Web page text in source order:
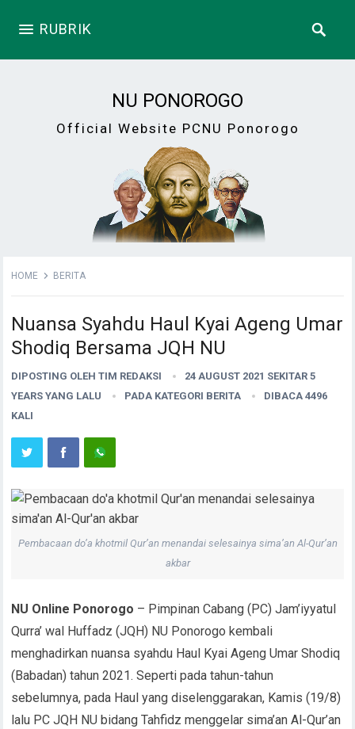
RUBRIK
NU PONOROGO
Official Website PCNU Ponorogo
HOME BERITA
Nuansa Syahdu Haul Kyai Ageng Umar
Shodiq Bersama JQH NU
DIPOSTING OLEHTIM REDAKSI
24 AUGUST 2021 SEKITAR 5
YEARS YANG LALU
PADA KATEGORI BERITA
DIBACA 4496
KALI
Pembacaan do’a khotmil Qur’an menandai selesainya sima’an Al-Qur’an
akbar
NU Online Ponorogo – Pimpinan Cabang (PC) Jam’iyyatul
Qurra’ wal Huffadz (JQH) NU Ponorogo kembali
menghadirkan nuansa syahdu Haul Kyai Ageng Umar Shodiq
(Babadan) tahun 2021. Seperti pada tahun-tahun
sebelumnya, pada Haul yang diselenggarakan, Kamis (19/8)
lalu PC JQH NU bidang Tahfidz menggelar sima’an Al-Qur’an